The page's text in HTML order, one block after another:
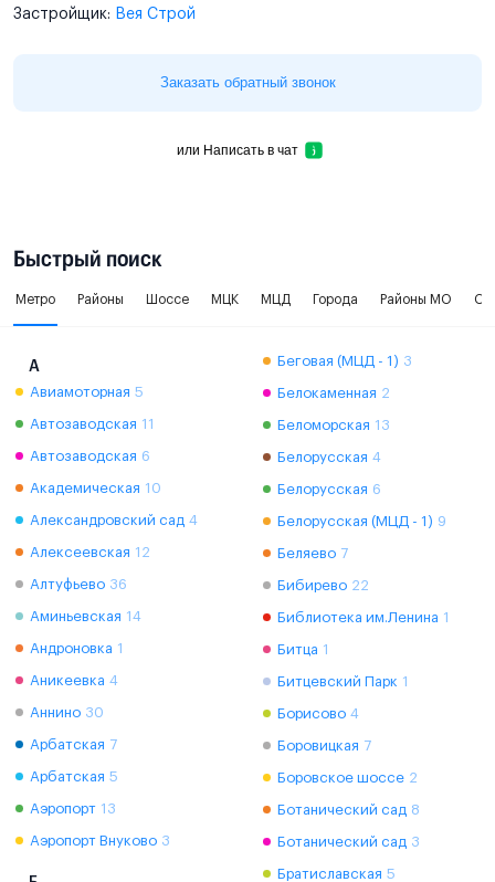
Застройщик: Вея Строй
Заказать обратный звонок
или Написать в чат
Быстрый поиск
Метро Районы Шоссе МЦК МЦД Города Районы МО
А
Авиамоторная 5
Автозаводская 11
Автозаводская 6
Академическая 10
Александровский сад 4
Алексеевская 12
Алтуфьево 36
Аминьевская 14
Андроновка 1
Аникеевка 4
Аннино 30
Арбатская 7
Арбатская 5
Аэропорт 13
Аэропорт Внуково 3
Беговая (МЦД - 1) 3
Белокаменная 2
Беломорская 13
Белорусская 4
Белорусская 6
Белорусская (МЦД - 1) 9
Беляево 7
Бибирево 22
Библиотека им.Ленина 1
Битца 1
Битцевский Парк 1
Борисово 4
Боровицкая 7
Боровское шоссе 2
Ботанический сад 8
Ботанический сад 3
Братиславская 5